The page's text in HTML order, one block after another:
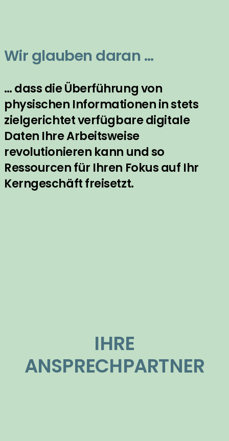
Wir glauben daran …
… dass die Überführung von
physischen Informationen in stets
zielgerichtet verfügbare digitale
Daten Ihre Arbeitsweise
revolutionieren kann und so
Ressourcen für Ihren Fokus auf Ihr
Kerngeschäft freisetzt.
IHRE
ANSPRECHPARTNER